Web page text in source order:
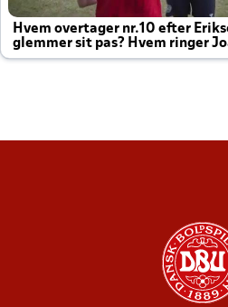
Hvem overtager nr.10 efter
glemmer sit pas? Hvem ringer
altid til efter kampe?